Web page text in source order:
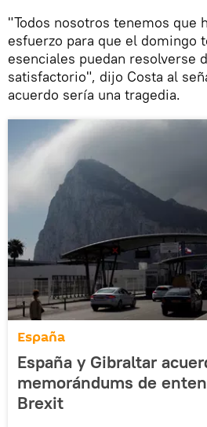
"Todos nosotros tenemos que
esfuerzo para que el domingo
esenciales puedan resolverse
satisfactorio", dijo Costa al
acuerdo sería una tragedia.
España
España y Gibraltar
memorándums de
Brexit